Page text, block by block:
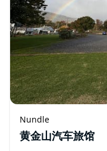
Nundle
黄金山汽车旅馆